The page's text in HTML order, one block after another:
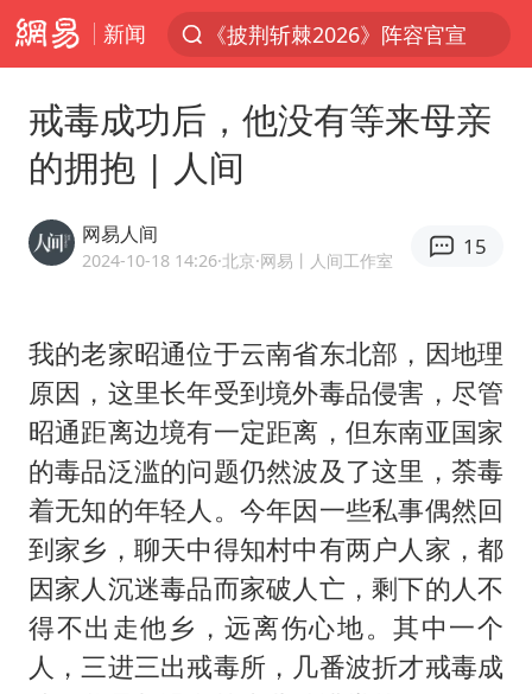
新闻
《披荆斩棘2026》阵容官宣
于东来回应胖东来近25年老店年底关闭
见到女儿瞬间父亲眼里有了光
香港刷新1884年以来最高气温纪录
央视新主播李秋莹母校发文祝贺
上门女婿出轨女邻居多年被判重婚罪
国足U17与阿森纳决赛取消 并列冠军
上海全力守护市民“菜篮子”
暑期研学游升温 在旅途中增长知识
猫咪过火把节被抹成黑猫
BLG经理辟谣Bin离队
以军士兵把枪口对准中国记者
戒毒成功后，他没有等来母亲
的拥抱 | 人间
网易人间
2024-10-18 14:26·北京·网易丨人间工作室
15
我的老家昭通位于云南省东北部，因地理
原因，这里长年受到境外毒品侵害，尽管
昭通距离边境有一定距离，但东南亚国家
的毒品泛滥的问题仍然波及了这里，荼毒
着无知的年轻人。今年因一些私事偶然回
到家乡，聊天中得知村中有两户人家，都
因家人沉迷毒品而家破人亡，剩下的人不
得不出走他乡，远离伤心地。其中一个
人，三进三出戒毒所，几番波折才戒毒成